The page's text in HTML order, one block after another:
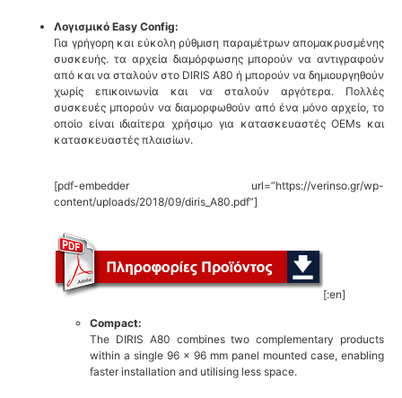
Λογισμικό Easy Config:
Για γρήγορη και εύκολη ρύθμιση παραμέτρων απομακρυσμένης
συσκευής. τα αρχεία διαμόρφωσης μπορούν να αντιγραφούν
από και να σταλούν στο DIRIS A80 ή μπορούν να δημιουργηθούν
χωρίς επικοινωνία και να σταλούν αργότερα. Πολλές
συσκευές μπορούν να διαμορφωθούν από ένα μόνο αρχείο, το
οποίο είναι ιδιαίτερα χρήσιμο για κατασκευαστές OEMs και
κατασκευαστές πλαισίων.
[pdf-embedder url=”https://verinso.gr/wp-
content/uploads/2018/09/diris_A80.pdf”]
[:en]
Compact:
The DIRIS A80 combines two complementary products
within a single 96 x 96 mm panel mounted case, enabling
faster installation and utilising less space.